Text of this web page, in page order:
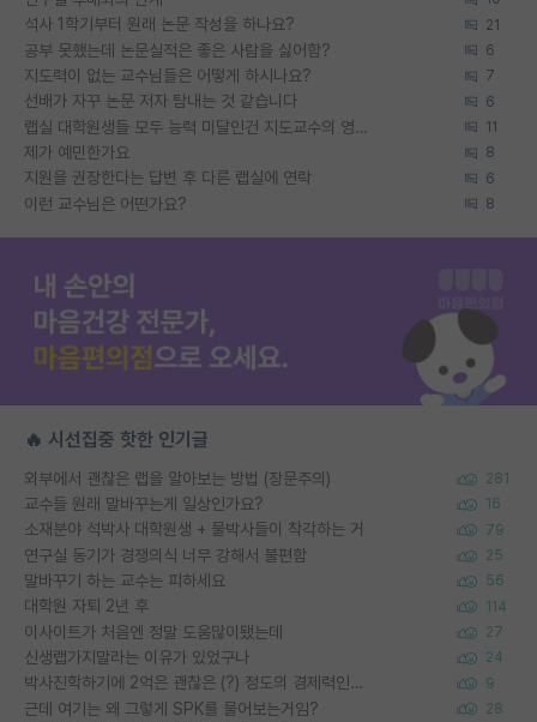
석사 1학기부터 원래 논문 작성을 하나요? 21
공부 못했는데 논문실적은 좋은 사람을 싫어함? 6
지도력이 없는 교수님들은 어떻게 하시나요? 7
선배가 자꾸 논문 저자 탐내는 것 같습니다 6
랩실 대학원생들 모두 능력 미달인건 지도교수의 영향 아닌가? 11
제가 예민한가요 8
지원을 권장한다는 답변 후 다른 랩실에 연락 6
이런 교수님은 어떤가요? 8
🔥 시선집중 핫한 인기글
외부에서 괜찮은 랩을 알아보는 방법 (장문주의) 281
교수들 원래 말바꾸는게 일상인가요? 16
소재분야 석박사 대학원생 + 물박사들이 착각하는 거 79
연구실 동기가 경쟁의식 너무 강해서 불편함 25
말바꾸기 하는 교수는 피하세요 56
대학원 자퇴 2년 후 114
이사이트가 처음엔 정말 도움많이됐는데 27
신생랩가지말라는 이유가 있었구나 24
박사진학하기에 2억은 괜찮은 (?) 정도의 경제력인가요 9
근데 여기는 왜 그렇게 SPK를 물어보는거임? 28